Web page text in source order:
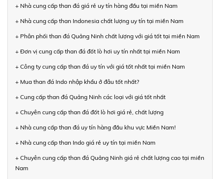
+ Nhà cung cấp than đá giá rẻ uy tín hàng đầu tại miền Nam
+ Nhà cung cấp than Indonesia chất lượng uy tín tại miền Nam
+ Phân phối than đá Quảng Ninh chất lượng với giá tốt tại miền Nam
+ Đơn vị cung cấp than đá đốt lò hơi uy tín nhất tại miền Nam
+ Công ty cung cấp than đá uy tín với giá tốt nhất tại miền Nam
+ Mua than đá Indo nhập khẩu ở đâu tốt nhất?
+ Cung cấp than đá Quảng Ninh các loại với giá tốt nhất
+ Chuyên cung cấp than đá đốt lò hơi giá rẻ, chất lượng
+ Nhà cung cấp than đá uy tín hàng đầu khu vực Miền Nam!
+ Nhà cung cấp than Indo giá rẻ uy tín tại miền Nam
+ Chuyên cung cấp than đá Quảng Ninh giá rẻ chất lượng cao tại miền
Nam